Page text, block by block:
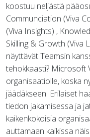
koostuu neljästä
Communciation (Viva
(Viva Insights) ,
Skilling & Growth (Viva
näyttävät Teamsin
tehokkaasti? Microsoft
organisaatiolle, koska
jäädäkseen. Erilaiset
tiedon jakamisessa ja
kaikenkokoisia
auttamaan kaikissa